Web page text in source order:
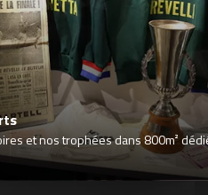
et nos trophées dans 800m²